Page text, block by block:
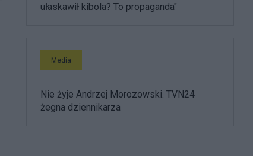
ułaskawił kibola? To propaganda"
Media
Nie żyje Andrzej Morozowski. TVN24
żegna dziennikarza